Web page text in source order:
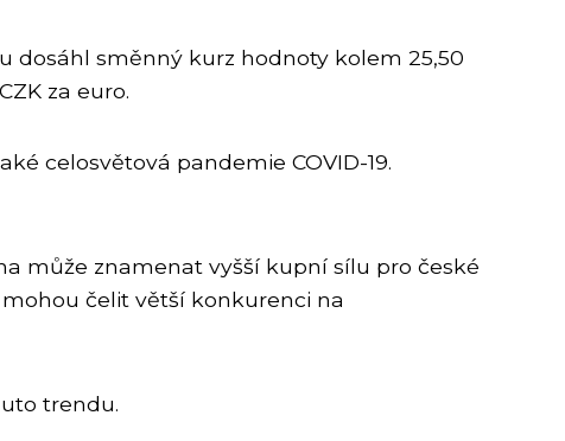
dosáhl směnný kurz hodnoty kolem 25,50
za euro.
celosvětová pandemie COVID-19.
může znamenat vyšší kupní sílu pro české
čelit větší konkurenci na
trendu.